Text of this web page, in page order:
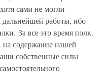
сами не могли
дальнейшей работы, ибо
За все это время полк.
на содержание нашей
собственные силы